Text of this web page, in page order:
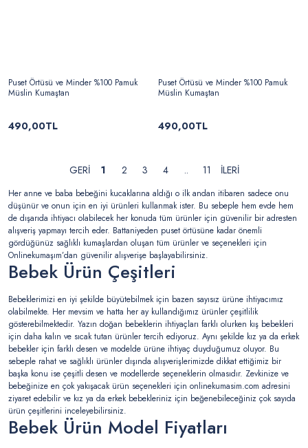
Puset Örtüsü ve Minder %100 Pamuk
Müslin Kumaştan
490,00TL
Puset Örtüsü ve Minder %100 Pamuk
Müslin Kumaştan
490,00TL
1 2 3 4 .. 11
Her anne ve baba bebeğini kucaklarına aldığı o ilk andan itibaren sadece onu
düşünür ve onun için en iyi ürünleri kullanmak ister. Bu sebeple hem evde hem
de dışarıda ihtiyacı olabilecek her konuda tüm ürünler için güvenilir bir adresten
alışveriş yapmayı tercih eder. Battaniyeden puset örtüsüne kadar önemli
gördüğünüz sağlıklı kumaşlardan oluşan tüm ürünler ve seçenekleri için
Onlinekumaşım’dan güvenilir alışverişe başlayabilirsiniz.
Bebek Ürün Çeşitleri
Bebeklerimizi en iyi şekilde büyütebilmek için bazen sayısız ürüne ihtiyacımız
olabilmekte. Her mevsim ve hatta her ay kullandığımız ürünler çeşitlilik
gösterebilmektedir. Yazın doğan bebeklerin ihtiyaçları farklı olurken kış bebekleri
için daha kalın ve sıcak tutan ürünler tercih ediyoruz. Aynı şekilde kız ya da erkek
bebekler için farklı desen ve modelde ürüne ihtiyaç duyduğumuz oluyor. Bu
sebeple rahat ve sağlıklı ürünler dışında alışverişlerimizde dikkat ettiğimiz bir
başka konu ise çeşitli desen ve modellerde seçeneklerin olmasıdır. Zevkinize ve
bebeğinize en çok yakışacak ürün seçenekleri için onlinekumasim.com adresini
ziyaret edebilir ve kız ya da erkek bebekleriniz için beğenebileceğiniz çok sayıda
ürün çeşitlerini inceleyebilirsiniz.
Bebek Ürün Model Fiyatları